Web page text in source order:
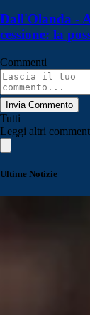
Dall'Olanda -
cessione: la
Commenti
Invia Commento
Tutti
Leggi altri
Ultime Notizie